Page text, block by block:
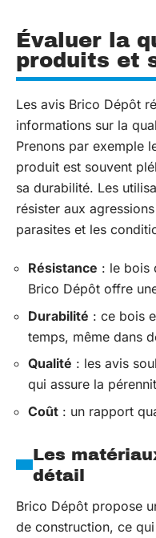
Évaluer la
produits et
Les avis Brico Dépôt
informations sur la
Prenons par exemple
produit est souvent
sa durabilité. Les
résister aux
parasites et les
Résistance : le bois
Brico Dépôt offre
Durabilité : ce bois
temps, même dans
Qualité : les avis
qui assure la
Coût : un rapport
Les
détail
Brico Dépôt propose
de construction, ce